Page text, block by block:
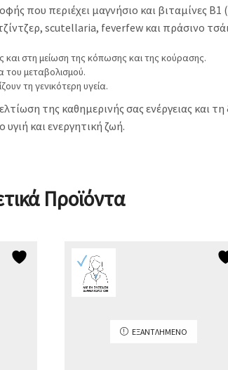
που περιέχει μαγνήσιο και βιταμίνες
scutellaria, feverfew και πράσινο
και στη μείωση της κόπωσης και της κούρασης.
του μεταβολισμού.
τη γενικότερη υγεία.
της καθημερινής σας ενέργειας και τη
και ενεργητική ζωή.
Προϊόντα
ΕΞΑΝΤΛΗΜΈΝΟ